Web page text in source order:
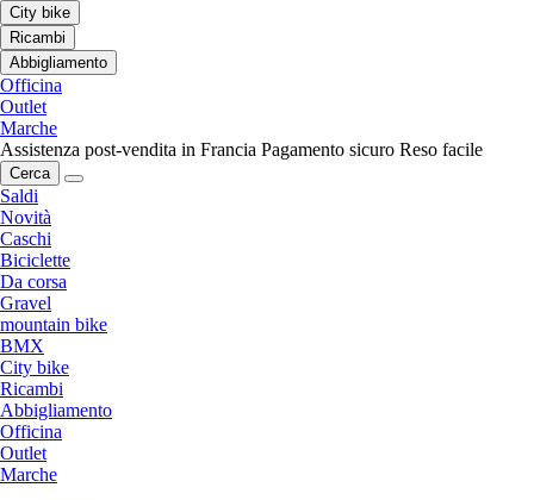
City bike
Ricambi
Abbigliamento
Officina
Outlet
Marche
Assistenza post-vendita in Francia Pagamento sicuro Reso facile
Cerca
Saldi
Novità
Caschi
Biciclette
Da corsa
Gravel
mountain bike
BMX
City bike
Ricambi
Abbigliamento
Officina
Outlet
Marche